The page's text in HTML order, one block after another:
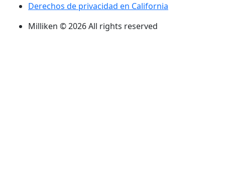
Derechos de privacidad en California
Milliken © 2026 All rights reserved